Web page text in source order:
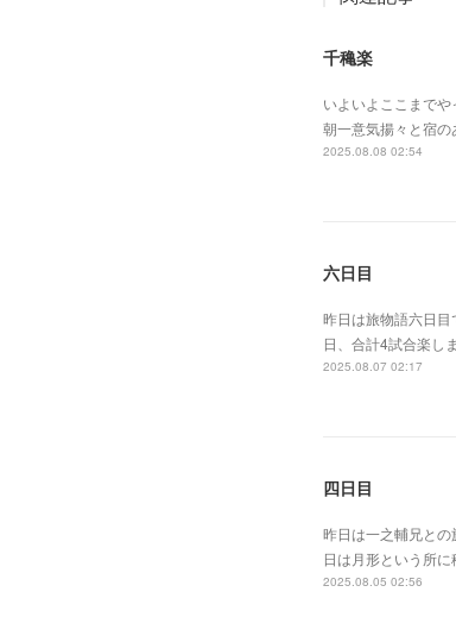
千穐楽
いよいよここまで
朝一意気揚々と宿
2025.08.08 02:54
六日目
昨日は旅物語六日
日、合計4試合楽し
2025.08.07 02:17
四日目
昨日は一之輔兄と
日は月形という所
2025.08.05 02:56